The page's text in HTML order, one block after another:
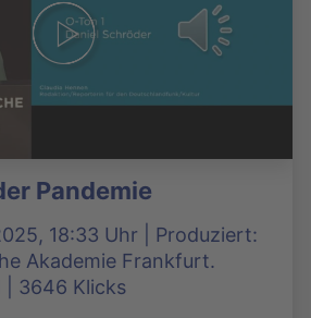
Pandemie
18:33 Uhr | Produziert:
Akademie Frankfurt.
| 3646 Klicks